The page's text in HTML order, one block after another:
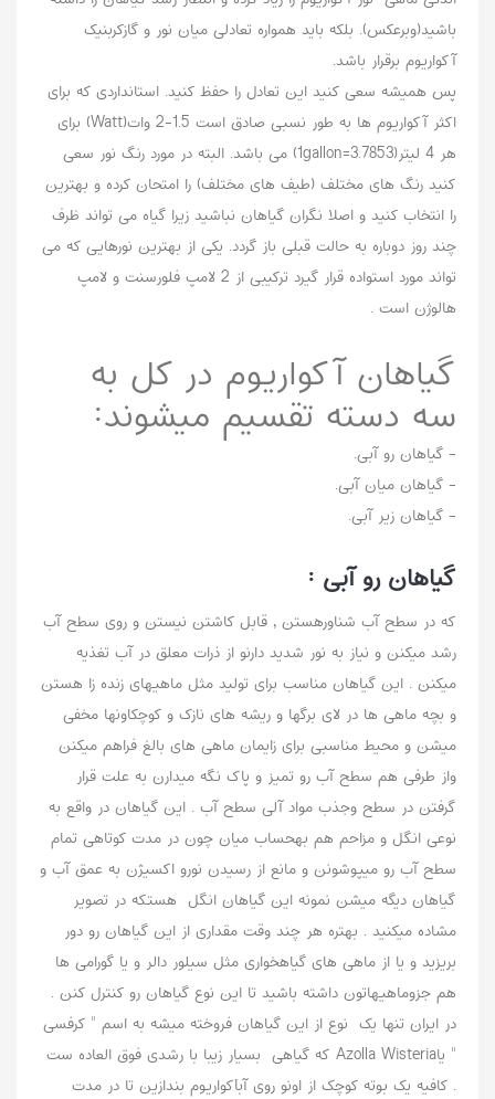
باشید(وبرعکس). بلکه باید همواره تعادلی میان نور و گازکربنیک
آکواریوم برقرار باشد.
پس همیشه سعی کنید این تعادل را حفظ کنید. استانداردی که برای
اکثر آکواریوم ها به طور نسبی صادق است 1.5-2 وات(Watt) برای
هر 4 لیتر(1gallon=3.7853) می باشد. البته در مورد رنگ نور سعی
کنید رنگ های مختلف (طیف های مختلف) را امتحان کرده و بهترین
را انتخاب کنید و اصلا نگران گیاهان نباشید زیرا گیاه می تواند ظرف
چند روز دوباره به حالت قبلی باز گردد. یکی از بهترین نورهایی که می
تواند مورد استواده قرار گیرد ترکیبی از 2 لامپ فلورسنت و لامپ
هالوژن است .
گیاهان آکواریوم در کل به
سه دسته تقسیم میشوند:
- گیاهان رو آبی.
- گیاهان میان آبی.
- گیاهان زیر آبی.
گیاهان رو آبی :
که در سطح آب شناورهستن , قابل کاشتن نیستن و روی سطح آب
رشد میکنن و نیاز به نور شدید دارنو از ذرات معلق در آب تغذیه
میکنن . این گیاهان مناسب برای تولید مثل ماهیهای زنده زا هستن
و بچه ماهی ها در لای برگها و ریشه های نازک و کوچکاونها مخفی
میشن و محیط مناسبی برای زایمان ماهی های بالغ فراهم میکنن
واز طرفی هم سطح آب رو تمیز و پاک نگه میدارن به علت قرار
گرفتن در سطح وجذب مواد آلی سطح آب . این گیاهان در واقع به
نوعی انگل و مزاحم هم بهحساب میان چون در مدت کوتاهی تمام
سطح آب رو میپوشونن و مانع از رسیدن نورو اکسیژن به عمق آب و
گیاهان دیگه میشن نمونه این گیاهان انگل هستکه در تصویر
مشاده میکنید . بهتره هر چند وقت مقداری از این گیاهان رو دور
بریزید و یا از ماهی های گیاهخواری مثل سیلور دالر و یا گورامی ها
هم جزوماهیهاتون داشته باشید تا این نوع گیاهان رو کنترل کنن .
در ایران تنها یک نوع از این گیاهان فروخته میشه به اسم " کرفسی
" یاAzolla Wisteria که گیاهی بسیار زیبا با رشدی فوق العاده ست
. کافیه یک بوته کوچک از اونو روی آبآکواریوم بندازین تا در مدت